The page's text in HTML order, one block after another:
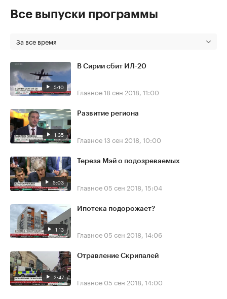
Все выпуски программы
За все время
5:10
В Сирии сбит ИЛ-20
Главное18 сен 2018, 11:00
1:35
Развитие региона
Главное13 сен 2018, 10:00
5:03
Тереза Мэй о подозреваемых
Главное 05 сен 2018, 15:04
1:13
Ипотека подорожает?
Главное 05 сен 2018, 14:06
2:47
Отравление Скрипалей
Главное 05 сен 2018, 14:00